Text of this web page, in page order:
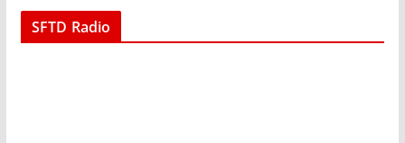
SFTD Radio